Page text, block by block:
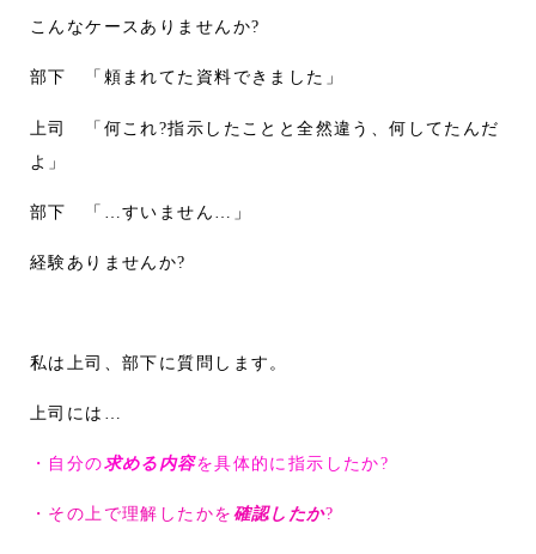
こんなケースありませんか?
部下 「頼まれてた資料できました」
上司 「何これ?指示したことと全然違う、何してたんだ
よ」
部下 「…すいません…」
経験ありませんか?
私は上司、部下に質問します。
上司には…
・自分の求める内容を具体的に指示したか?
・その上で理解したかを確認したか?